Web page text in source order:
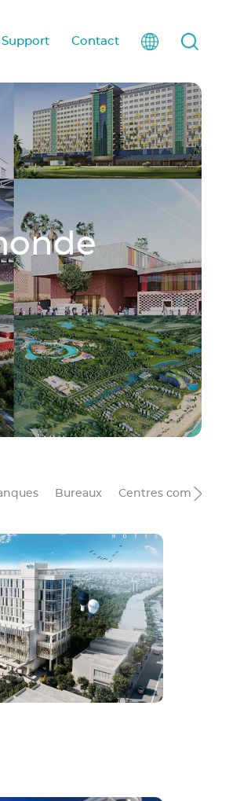
Support Contact
Bureaux Centres commerciaux